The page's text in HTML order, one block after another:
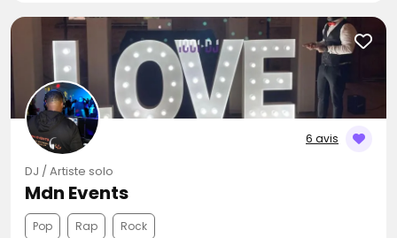
6 avis
DJ / Artiste solo
Mdn Events
Pop Rap Rock